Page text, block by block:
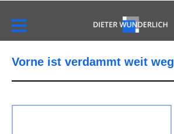
Vorne ist verdammt weit weg